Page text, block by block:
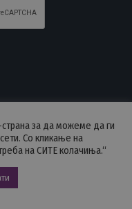
© 2026 - Сите права се
за да можеме да ги
Со кликање на
на СИТЕ колачиња.“